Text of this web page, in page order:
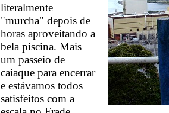
literalmente
"murcha" depois de
horas aproveitando a
bela piscina. Mais
um passeio de
caiaque para encerrar
e estávamos todos
satisfeitos com a